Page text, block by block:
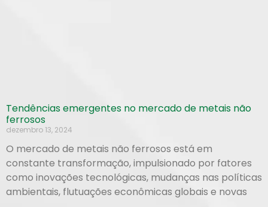
Tendências emergentes no mercado de metais não
ferrosos
dezembro 13, 2024
O mercado de metais não ferrosos está em
constante transformação, impulsionado por fatores
como inovações tecnológicas, mudanças nas políticas
ambientais, flutuações econômicas globais e novas